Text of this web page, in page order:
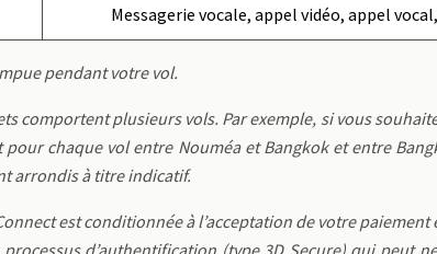
Messagerie vocale, appel vidéo, appel
pendant votre vol.
comportent plusieurs vols. Par exemple, si vous
chaque vol entre Nouméa et Bangkok et entre
arrondis à titre indicatif.
est conditionnée à l’acceptation de votre paiement
d’authentification (type 3D Secure) qui peut